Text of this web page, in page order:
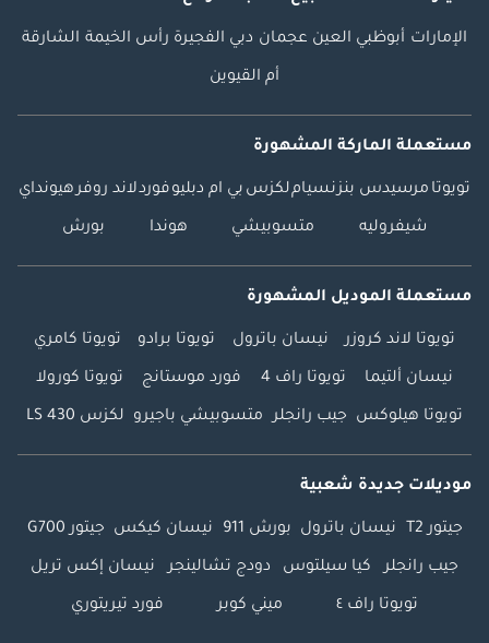
الإمارات أبوظبي العين عجمان دبي الفجيرة رأس الخيمة الشارقة
أم القيوين
مستعملة الماركة المشهورة
تويوتا مرسيدس بنزنسياملكزس بي ام دبليوفوردلاند روفرهيونداي
شيفروليه متسوبيشي هوندا بورش
مستعملة الموديل المشهورة
تويوتا لاند كروزر نيسان باترول تويوتا برادو تويوتا كامري
نيسان ألتيما تويوتا راف 4 فورد موستانج تويوتا كورولا
تويوتا هيلوكس جيب رانجلر متسوبيشي باجيرو لكزس LS 430
موديلات جديدة شعبية
جيتور T2 نيسان باترول بورش 911 نيسان كيكس جيتور G700
جيب رانجلر كيا سيلتوس دودج تشالينجر نيسان إكس تريل
تويوتا راف ٤ ميني كوبر فورد تيريتوري